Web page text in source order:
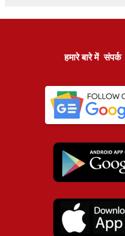
हमारे बारे में संपर्क